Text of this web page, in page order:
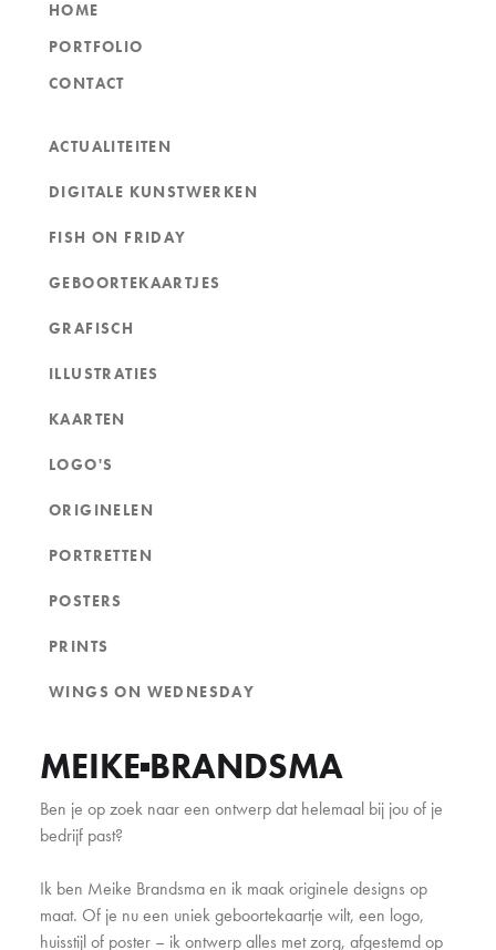
MEIKE BRANDSMA
Ben je op zoek naar een ontwerp dat helemaal bij jou of je
bedrijf past?
Ik ben Meike Brandsma en ik maak originele designs op
maat. Of je nu een uniek geboortekaartje wilt, een logo,
huisstijl of poster – ik ontwerp alles met zorg, afgestemd op
HOME
PORTFOLIO
CONTACT
ACTUALITEITEN
DIGITALE KUNSTWERKEN
FISH ON FRIDAY
GEBOORTEKAARTJES
GRAFISCH
ILLUSTRATIES
KAARTEN
LOGO'S
ORIGINELEN
PORTRETTEN
POSTERS
PRINTS
WINGS ON WEDNESDAY